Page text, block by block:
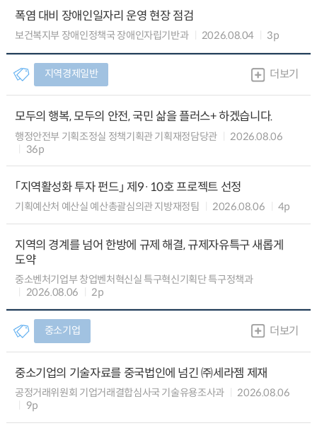
폭염 대비 장애인일자리 운영 현장 점검
보건복지부 장애인정책국 장애인자립기반과 2026.08.04 3p
지역경제일반 더보기
모두의 행복, 모두의 안전, 국민 삶을 플러스+ 하겠습니다.
행정안전부 기획조정실 정책기획관 기획재정담당관
2026.08.06
36p
「지역활성화 투자 펀드」 제9·10호 프로젝트 선정
기획예산처 예산실 예산총괄심의관 지방재정팀 2026.08.06 4p
지역의 경계를 넘어 한방에 규제 해결, 규제자유특구 새롭게
도약
중소벤처기업부 창업벤처혁신실 특구혁신기획단 특구정책과
2026.08.06
2p
중소기업 더보기
중소기업의 기술자료를 중국법인에 넘긴 ㈜세라젬 제재
공정거래위원회 기업거래결합심사국 기술유용조사과
2026.08.06
9p